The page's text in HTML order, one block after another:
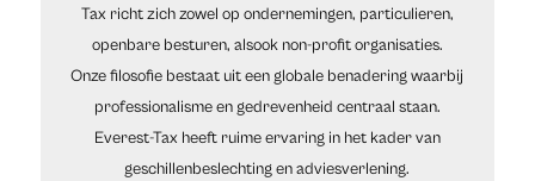
Tax richt zich zowel op ondernemingen, particulieren,
openbare besturen, alsook non-profit organisaties.
Onze filosofie bestaat uit een globale benadering waarbij
professionalisme en gedrevenheid centraal staan.
Everest-Tax heeft ruime ervaring in het kader van
geschillenbeslechting en adviesverlening.